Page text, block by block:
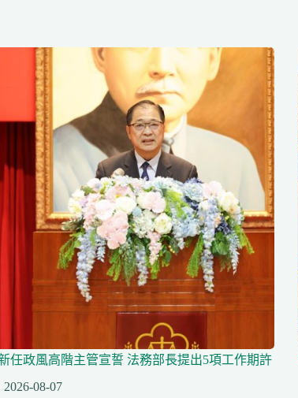
任政風高階主管宣誓 法務部長提出5項工作期許
2026-08-07